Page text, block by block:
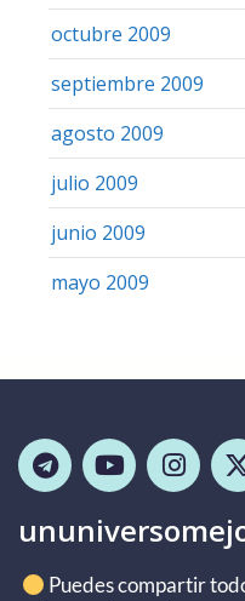
octubre 2009
septiembre 2009
agosto 2009
julio 2009
junio 2009
mayo 2009
Puedes compartir